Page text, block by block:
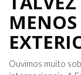
Ouvimos muito